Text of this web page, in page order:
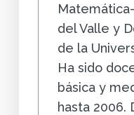
del Valle y
de la
Ha sido
básica y
hasta 2006.